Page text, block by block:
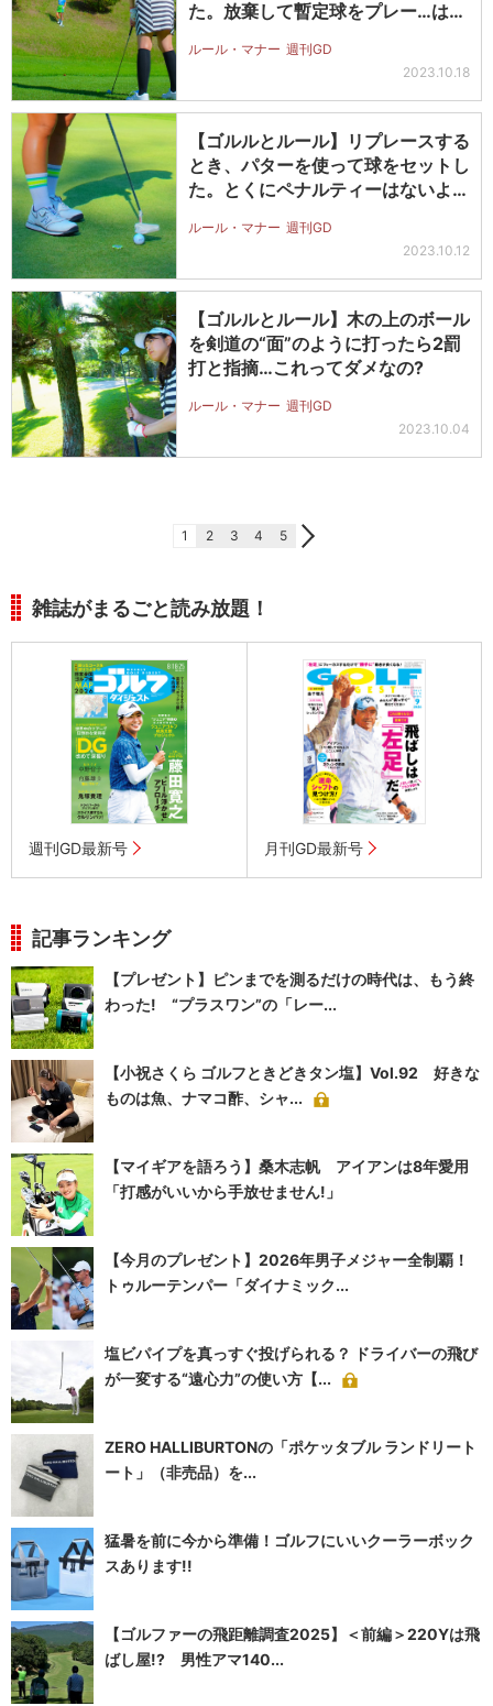
た。放棄して暫定球をプレー…は認
ルール・マナー 週刊GD
2023.10.18
【ゴルルとルール】リプレースする
とき、パターを使って球をセットし
た。とくにペナルティーはないよ
ルール・マナー 週刊GD
2023.10.12
【ゴルルとルール】木の上のボール
を剣道の“面”のように打ったら2罰
打と指摘…これってダメなの?
ルール・マナー 週刊GD
2023.10.04
1 2 3 4 5
雑誌がまるごと読み放題！
週刊GD最新号 月刊GD最新号
記事ランキング
【プレゼント】ピンまでを測るだけの時代は、もう終
わった! “プラスワン”の「レー...
【小祝さくら ゴルフときどきタン塩】Vol.92 好きな
ものは魚、ナマコ酢、シャ...
【マイギアを語ろう】桑木志帆 アイアンは8年愛用
「打感がいいから手放せません!」
【今月のプレゼント】2026年男子メジャー全制覇！
トゥルーテンパー「ダイナミック...
塩ビパイプを真っすぐ投げられる？ ドライバーの飛び
が一変する“遠心力”の使い方【...
ZERO HALLIBURTONの「ポケッタブル ランドリート
ート」（非売品）を...
猛暑を前に今から準備！ゴルフにいいクーラーボック
スあります!!
【ゴルファーの飛距離調査2025】＜前編＞220Yは飛
ばし屋!? 男性アマ140...